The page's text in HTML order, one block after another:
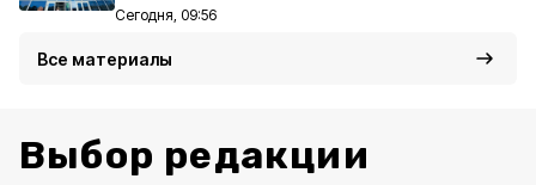
Сегодня, 09:56
Все материалы
Выбор редакции